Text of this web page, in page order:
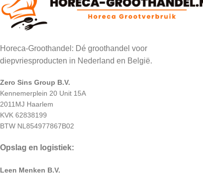
Horeca-Groothandel: Dé groothandel voor
diepvriesproducten in Nederland en België.
Zero Sins Group B.V.
Kennemerplein 20 Unit 15A
2011MJ Haarlem
KVK 62838199
BTW NL854977867B02
Opslag en logistiek:
Leen Menken B.V.